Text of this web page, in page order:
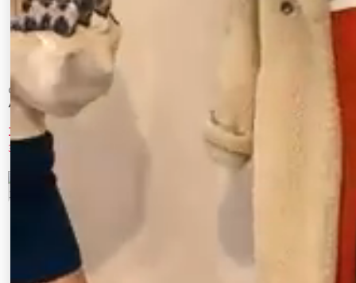
CALNAMUR
バックリボンデニムパンツ
11,550 円
30%OFF
ハイウエストサイドラインＰＴ×ミニＳＫ
11,550 円
30%OFF